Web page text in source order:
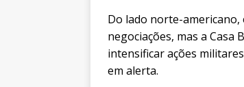
Do lado norte-
negociações, mas a
intensificar ações
em alerta.